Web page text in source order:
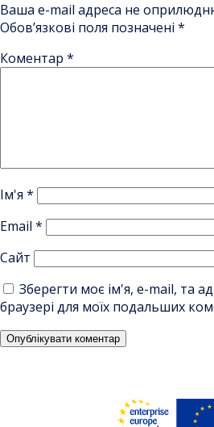
Ваша e-mail адреса не
Обов’язкові поля позначені *
Коментар *
Ім'я *
Email *
Сайт
Зберегти моє ім'я, e-mail, та
браузері для моїх подальших